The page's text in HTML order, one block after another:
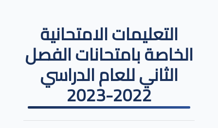
التعليمات الامتحانية
الخاصة بامتحانات الفصل
الثاني للعام الدراسي
2022-2023